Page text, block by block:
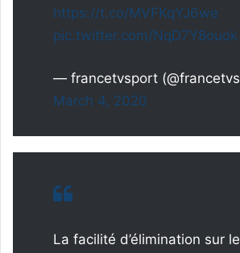
https://t.co/MVFKqYJ6we
pic.twitter.com/NqD7Y8ouok
— francetvsport
March 4, 2020
La facilité d’élimination sur